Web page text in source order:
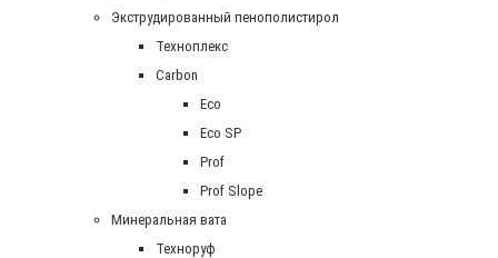
Экструдированный пенополистирол
Техноплекс
Carbon
Eco
Eco SP
Prof
Prof Slope
Минеральная вата
Техноруф